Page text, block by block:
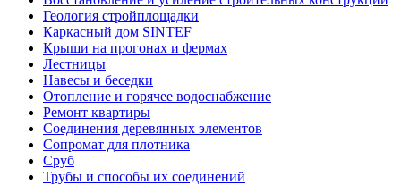
Геология стройплощадки
Каркасный дом SINTEF
Крыши на прогонах и фермах
Лестницы
Навесы и беседки
Отопление и горячее водоснабжение
Ремонт квартиры
Соединения деревянных элементов
Сопромат для плотника
Сруб
Трубы и способы их соединений